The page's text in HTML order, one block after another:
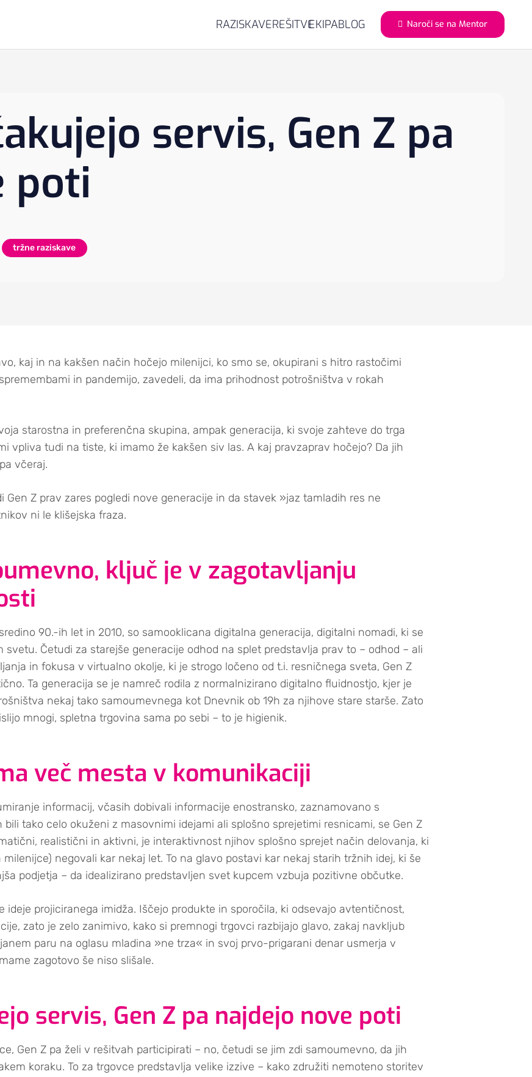
RAZISKAVEREŠITVEEKIPABLOG Naroči se na Mentor
servis, Gen Z pa
poti
tržne raziskave
kaj in na kakšen način hočejo milenijci, ko smo se, okupirani s hitro rastočimi
in pandemijo, zavedeli, da ima prihodnost potrošništva v rokah
starostna in preferenčna skupina, ampak generacija, ki svoje zahteve do trga
vpliva tudi na tiste, ki imamo že kakšen siv las. A kaj pravzaprav hočejo? Da jih
včeraj.
Gen Z prav zares pogledi nove generacije in da stavek »jaz tamladih res ne
ni le klišejska fraza.
ključ je v zagotavljanju
90.-ih let in 2010, so samooklicana digitalna generacija, digitalni nomadi, ki se
Četudi za starejše generacije odhod na splet predstavlja prav to – odhod – ali
in fokusa v virtualno okolje, ki je strogo ločeno od t.i. resničnega sveta, Gen Z
Ta generacija se je namreč rodila z normalnizirano digitalno fluidnostjo, kjer je
nekaj tako samoumevnega kot Dnevnik ob 19h za njihove stare starše. Zato
mnogi, spletna trgovina sama po sebi – to je higienik.
več mesta v komunikaciji
informacij, včasih dobivali informacije enostransko, zaznamovano s
tako celo okuženi z masovnimi idejami ali splošno sprejetimi resnicami, se Gen Z
realistični in aktivni, je interaktivnost njihov splošno sprejet način delovanja, ki
negovali kar nekaj let. To na glavo postavi kar nekaj starih tržnih idej, ki še
podjetja – da idealizirano predstavljen svet kupcem vzbuja pozitivne občutke.
ideje projiciranega imidža. Iščejo produkte in sporočila, ki odsevajo avtentičnost,
zato je zelo zanimivo, kako si premnogi trgovci razbijajo glavo, zakaj navkljub
paru na oglasu mladina »ne trza« in svoj prvo-prigarani denar usmerja v
zagotovo še niso slišale.
servis, Gen Z pa najdejo nove poti
Gen Z pa želi v rešitvah participirati – no, četudi se jim zdi samoumevno, da jih
koraku. To za trgovce predstavlja velike izzive – kako združiti nemoteno storitev